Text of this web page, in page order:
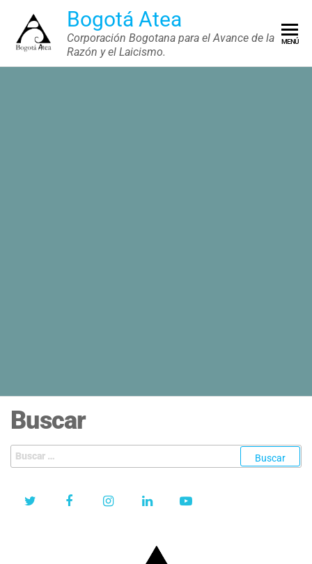
contenido
Bogotá Atea
Corporación Bogotana para el Avance de la
Razón y el Laicismo.
MENÚ
Buscar
Buscar: